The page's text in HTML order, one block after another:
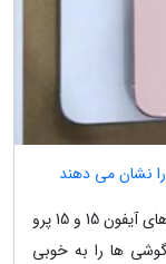
روز گذشته یکی از افشاگران عکس هایی از ماکت های آیفون 15 و 15 پرو
ها را به خوبی